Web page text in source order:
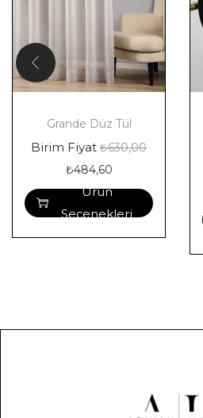
Grande Düz Tül
Birim Fiyat ₺630,00
₺484,60
Ürün
Seçenekleri